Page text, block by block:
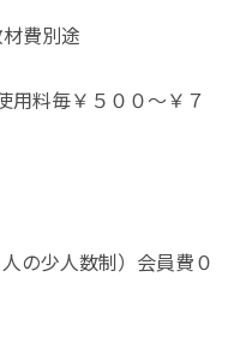
費別途
料毎￥５００～￥７
の少人数制）会員費０